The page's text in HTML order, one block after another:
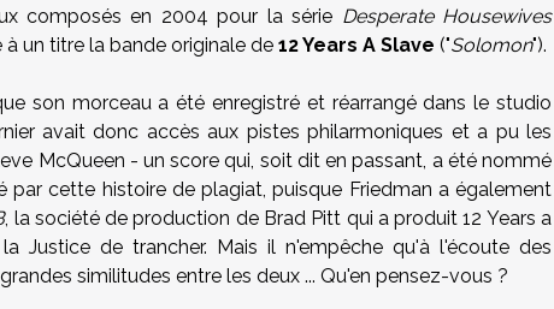
composés en 2004 pour la série Desperate Housewives
à un titre la bande originale de 12 Years A Slave ("Solomon").
son morceau a été enregistré et réarrangé dans le studio
avait donc accès aux pistes philarmoniques et a pu les
McQueen - un score qui, soit dit en passant, a été nommé
par cette histoire de plagiat, puisque Friedman a également
, la société de production de Brad Pitt qui a produit 12 Years a
Justice de trancher. Mais il n'empêche qu'à l'écoute des
similitudes entre les deux ... Qu'en pensez-vous ?